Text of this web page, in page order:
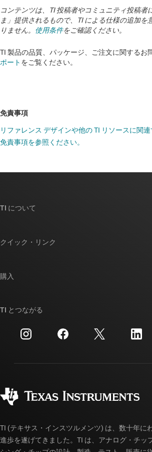
コンテンツは、TI 投稿者やコミュニティ投稿者
ま」提供されるもので、TI による仕様の追加を
りません。 使用条件をご確認ください。
TI 製品の品質、パッケージ、ご注文に関するお
ポート をご覧ください。
免責事項
リファレンス デザインや他の TI リソースに関
免責事項を参照ください。
TI について
投資家向け情報
製造
クイック・リンク
クロスリファレンス検索
カスタマー・サポート・センター
myTI アカウントの FAQ
購入
ご注文に関する FAQ
TI とつながる
TI (テキサス・インスツルメンツ) は、数十年に
進歩を遂げてきました。TI は、アナログ・チッ